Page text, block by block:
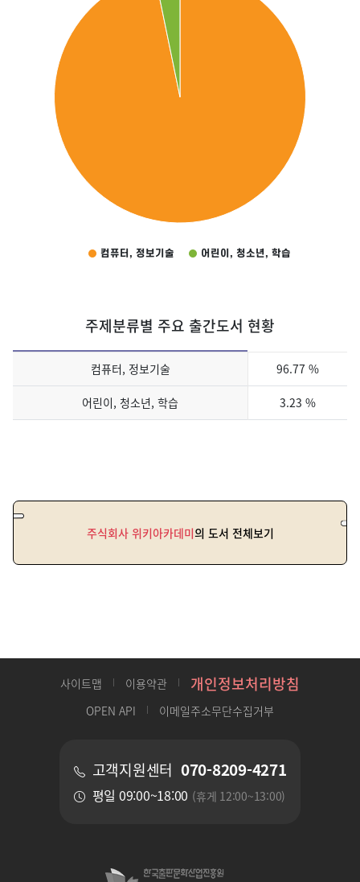
컴퓨터, 정보기술 어린이, 청소년, 학습
주제분류별 주요 출간도서 현황
컴퓨터, 정보기술 96.77 %
어린이, 청소년, 학습 3.23 %
주식회사 위키아카데미의 도서 전체보기
사이트맵 이용약관 개인정보처리방침
OPEN API 이메일주소무단수집거부
고객지원센터 070-8209-4271
평일 09:00~18:00 (휴게 12:00~13:00)